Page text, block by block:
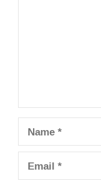
Name
Email